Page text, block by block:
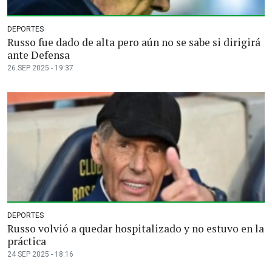
DEPORTES
Russo fue dado de alta pero aún no se sabe si dirigirá
ante Defensa
26 SEP 2025 - 19:37
DEPORTES
Russo volvió a quedar hospitalizado y no estuvo en la
práctica
24 SEP 2025 - 18:16